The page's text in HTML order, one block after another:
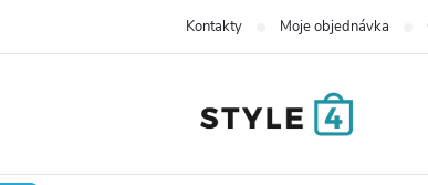
Kontakty Moje objednávka